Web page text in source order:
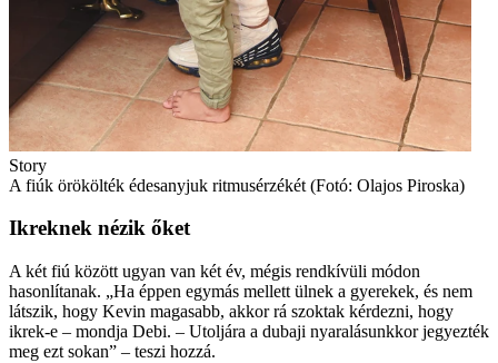
Story
A fiúk örökölték édesanyjuk ritmusérzékét (Fotó: Olajos Piroska)
Ikreknek nézik őket
A két fiú között ugyan van két év, mégis rendkívüli módon
hasonlítanak. „Ha éppen egymás mellett ülnek a gyerekek, és nem
látszik, hogy Kevin magasabb, akkor rá szoktak kérdezni, hogy
ikrek-e – mondja Debi. – Utoljára a dubaji nyaralásunkkor jegyezték
meg ezt sokan” – teszi hozzá.